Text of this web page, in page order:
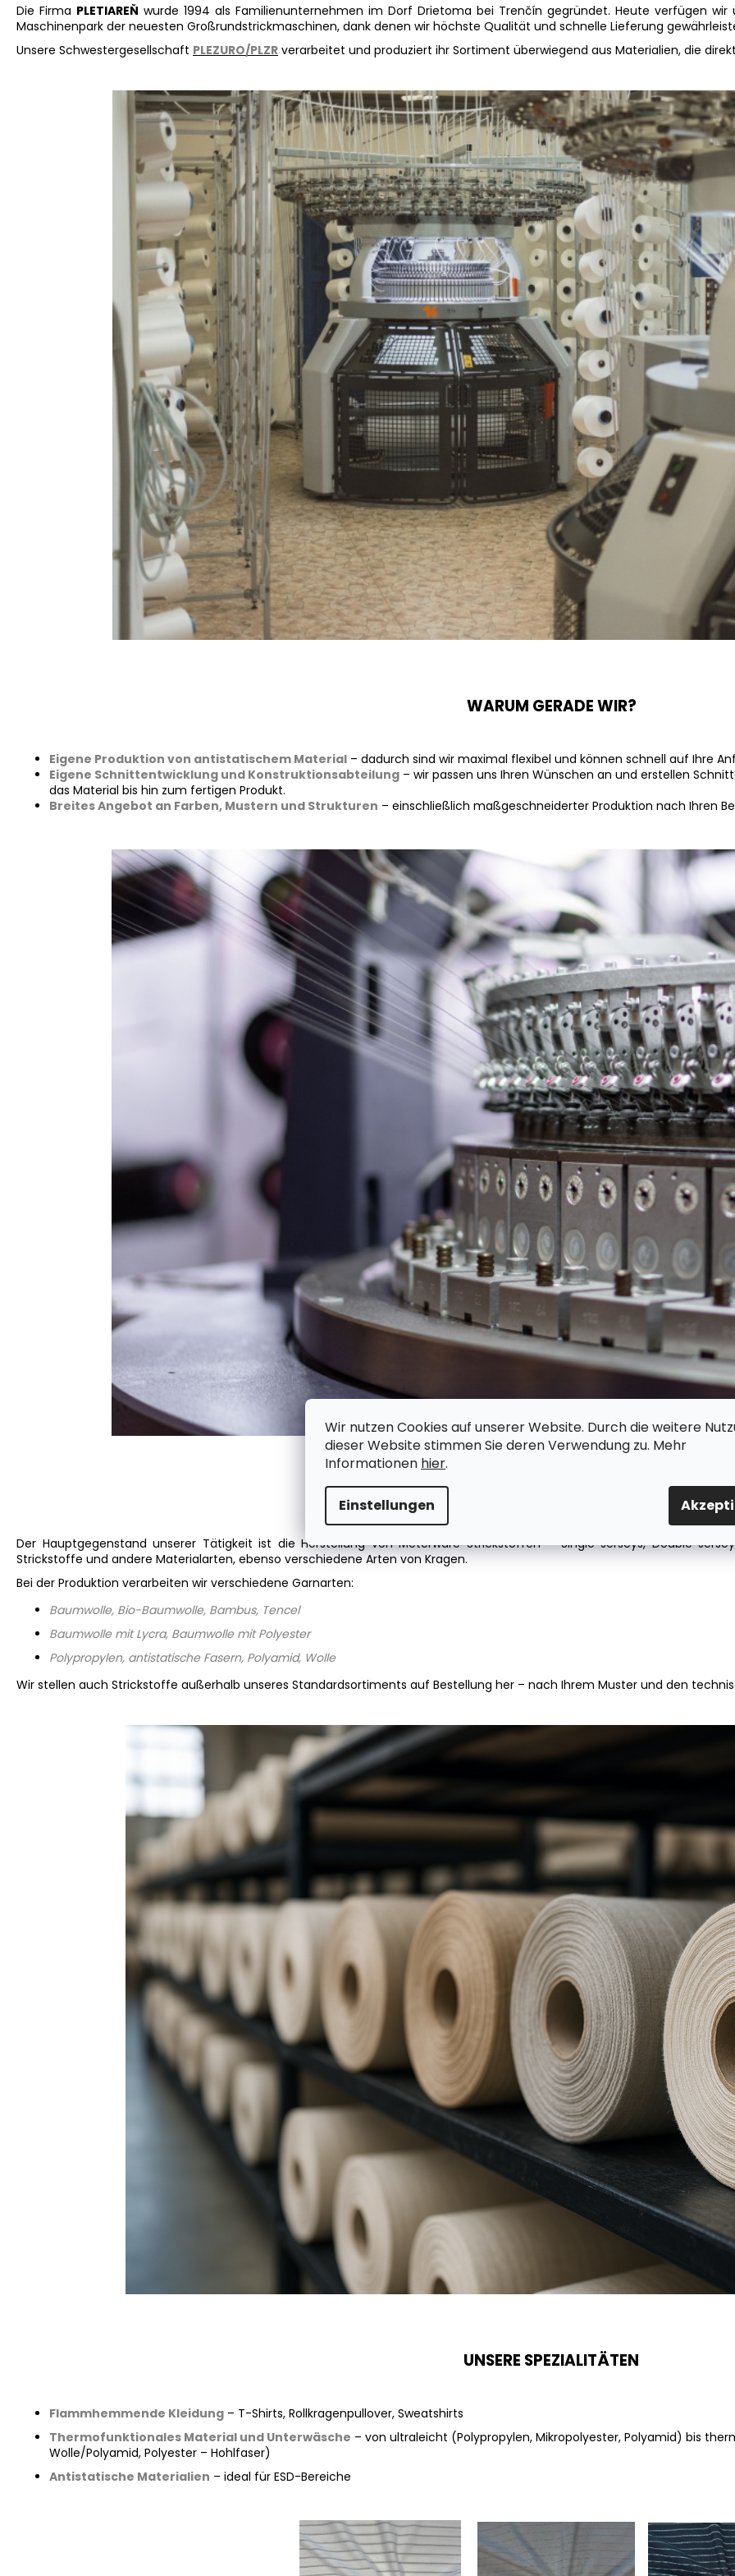
Wir nutzen Cookies auf unserer Website. Durch die weitere
dieser Website stimmen Sie deren Verwendung zu. Mehr
Informationen hier.
Einstellungen
Die Firma PLETIAREŇ wurde 1994 als Familienunternehmen im Dorf Drietoma bei Trenčín gegründet. Heute verfügen
Maschinenpark der neuesten Großrundstrickmaschinen, dank denen wir höchste Qualität und schnelle Lieferung
Unsere Schwestergesellschaft PLEZURO/PLZR verarbeitet und produziert ihr Sortiment überwiegend aus Materialien, die
WARUM GERADE WIR?
Eigene Produktion von antistatischem Material – dadurch sind wir maximal flexibel und können schnell auf Ihre
Eigene Schnittentwicklung und Konstruktionsabteilung – wir passen uns Ihren Wünschen an und erstellen
das Material bis hin zum fertigen Produkt.
Breites Angebot an Farben, Mustern und Strukturen – einschließlich maßgeschneiderter Produktion nach Ihren
Der Hauptgegenstand unserer Tätigkeit ist die Herstellung von Meterware-Strickstoffen – Single Jerseys, Double
Strickstoffe und andere Materialarten, ebenso verschiedene Arten von Kragen.
Bei der Produktion verarbeiten wir verschiedene Garnarten:
Baumwolle, Bio-Baumwolle, Bambus, Tencel
Baumwolle mit Lycra, Baumwolle mit Polyester
Polypropylen, antistatische Fasern, Polyamid, Wolle
Wir stellen auch Strickstoffe außerhalb unseres Standardsortiments auf Bestellung her – nach Ihrem Muster und den
UNSERE SPEZIALITÄTEN
Flammhemmende Kleidung – T-Shirts, Rollkragenpullover, Sweatshirts
Thermofunktionales Material und Unterwäsche – von ultraleicht (Polypropylen, Mikropolyester, Polyamid) bis
Wolle/Polyamid, Polyester – Hohlfaser)
Antistatische Materialien – ideal für ESD-Bereiche